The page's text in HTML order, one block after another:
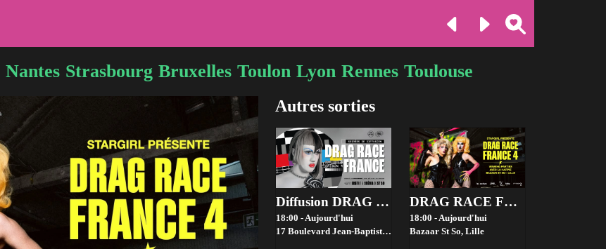
Nantes Strasbourg Bruxelles Toulon Lyon Rennes Toulouse
Autres sorties
Diffusion DRAG RACE FRANCE saison 4 @ Bistrot ST SO by la House of Jambon Beurre
18:00 - Aujourd'hui
17 Boulevard Jean-Baptiste Lebas, 59000 Lille, France,
DRAG RACE FRANCE 4 VIEWING PARTIES - BAZAAR ST SO, LILLE
18:00 - Aujourd'hui
Bazaar St So, Lille